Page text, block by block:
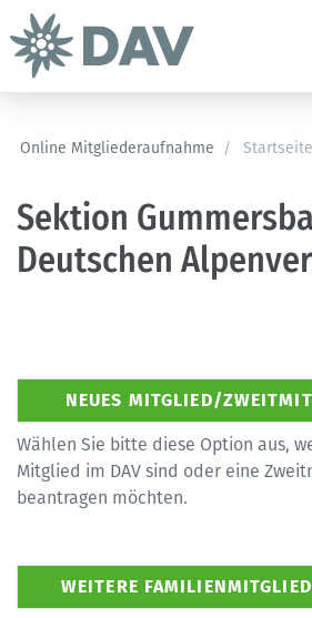
Online Mitgliederaufnahme / Startseite
Sektion
Deutschen
Wählen Sie bitte diese Option aus,
Mitglied im DAV sind oder eine
beantragen möchten.